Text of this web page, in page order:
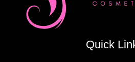
Quick